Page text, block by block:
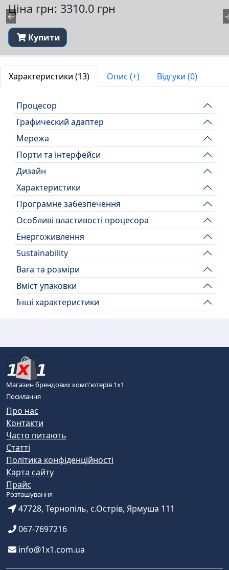
←
Ціна грн: 3310.0 грн
Купити
Характеристики (13) Опис (+) Відгуки (0)
Процесор
Графический адаптер
Мережа
Порти та інтерфейси
Дизайн
Характеристики
Програмне забезпечення
Особливі властивості процесора
Енергоживлення
Sustainability
Вага та розміри
Вміст упаковки
Інші характеристики
Магазин брендових комп'ютерів 1х1
Посилання
Про нас
Контакти
Часто питають
Статті
Політика конфіденційності
Карта сайту
Прайс
Розташування
47728, Тернопіль, с.Острів, Ярмуша 111
067-7697216
info@1x1.com.ua